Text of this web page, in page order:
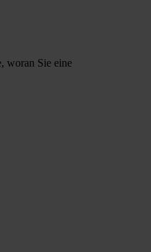
woran Sie eine